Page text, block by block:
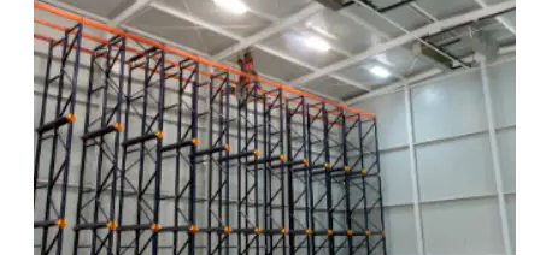
GALERÍA
Galería Refrigeración Industrial
Galería Obra CIvil
Galería Obra Estructural
Galería Obra Eléctrica
Galería Diseño e Ingenierías